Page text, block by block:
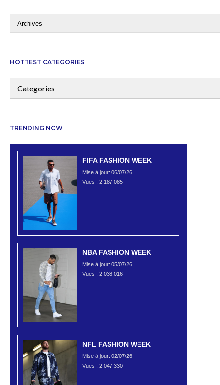
HOTTEST CATEGORIES
TRENDING NOW
FIFA FASHION WEEK
Mise à jour: 06/07/26
Vues : 2 187 085
NBA FASHION WEEK
Mise à jour: 05/07/26
Vues : 2 038 016
NFL FASHION WEEK
Mise à jour: 02/07/26
Vues : 2 047 330